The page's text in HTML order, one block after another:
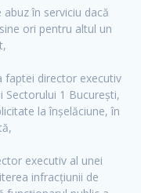
în serviciu dacă
ori pentru altul un
faptei director executiv
Sectorului 1 București,
la înșelăciune, în
executiv al unei
infracțiunii de